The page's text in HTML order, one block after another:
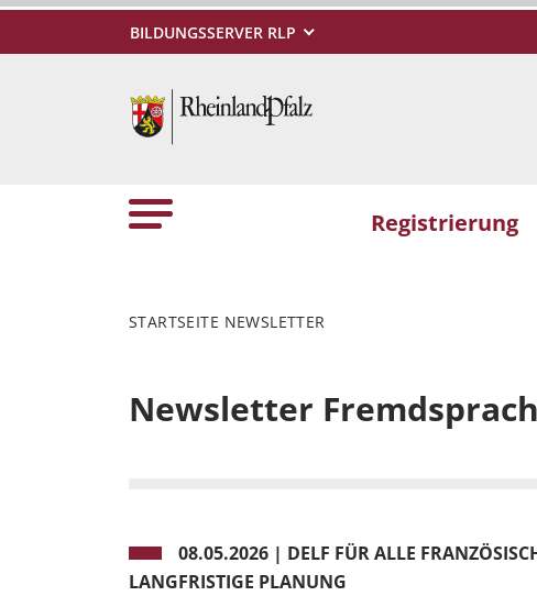
BILDUNGSSERVER RLP
Registrierung
STARTSEITE NEWSLETTER
Newsletter
08.05.2026 | DELF FÜR ALLE
LANGFRISTIGE PLANUNG